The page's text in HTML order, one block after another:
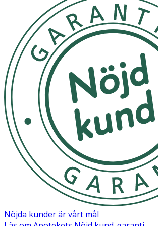
samtidigt som det ger en strålande och
är lämpligt för alla hudtyper.
Applicera 3-4 droppar på ansiktet efter
ansikstvatten (undvik ögonområdet)
kvällen. Följ upp med en
kräm. *Om produkten kommer i kontakt
skölj genast med vatten. Använd inte på
fjällande hud.
Förvaras i normal rumstemperatur.
OK för gravida och ammande:
Ingredienser:
Aqua (Water, Eau), Lactobacillus
Aloe Barbadensis Leaf Juice, Potassium
Diglycinate, Hydroxyethyl Acrylate/Sodium
Acryloyldimethyl Taurate Copolymer,
Nöjda kunder är vårt mål